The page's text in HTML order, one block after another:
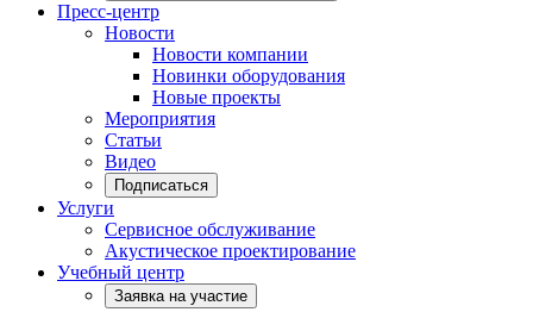
Пресс-центр
Новости
Новости компании
Новинки оборудования
Новые проекты
Мероприятия
Статьи
Видео
Подписаться
Услуги
Сервисное обслуживание
Акустическое проектирование
Учебный центр
Заявка на участие